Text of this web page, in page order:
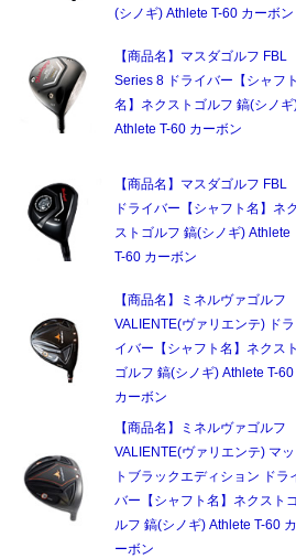
(シノギ) Athlete T-60 カーボン
【商品名】マスダゴルフ FBL
Series 8 ドライバー【シャフト
名】ネクストゴルフ 鎬(シノギ
Athlete T-60 カーボン
【商品名】マスダゴルフ FBL
ドライバー【シャフト名】ネク
ストゴルフ 鎬(シノギ) Athlete
T-60 カーボン
【商品名】ミネルヴァゴルフ
VALIENTE(ヴァリエンテ) ドラ
イバー【シャフト名】ネクスト
ゴルフ 鎬(シノギ) Athlete T-60
カーボン
【商品名】ミネルヴァゴルフ
VALIENTE(ヴァリエンテ) マッ
トブラックエディション ドラ
バー【シャフト名】ネクスト
ルフ 鎬(シノギ) Athlete T-60 カ
ーボン